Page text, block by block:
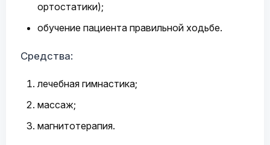
ортостатики);
обучение пациента правильной ходьбе.
Средства:
лечебная гимнастика;
массаж;
магнитотерапия.